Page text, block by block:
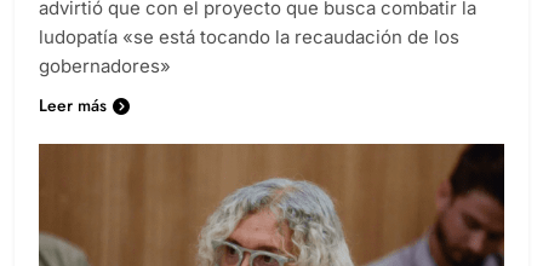
advirtió que con el proyecto que busca combatir la
ludopatía «se está tocando la recaudación de los
gobernadores»
Leer más